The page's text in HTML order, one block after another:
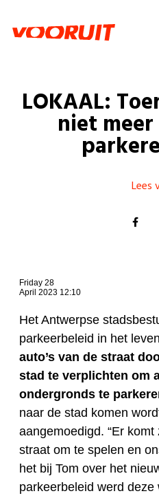
Gelijke
Onze
Doe
Doe
Mis
Doe
LOKAAL:
niet
Lees
Friday 28
April 2023 12:10
Het Antwerpse
parkeerbeleid in het
auto’s van de straat
stad te verplichten om
ondergronds te
naar de stad komen
aangemoedigd. “Er
straat om te spelen en
het bij Tom over het
parkeerbeleid werd